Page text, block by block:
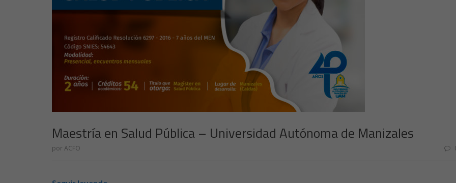
Maestría en Salud Pública – Universidad Autónoma de Manizales
por ACFO